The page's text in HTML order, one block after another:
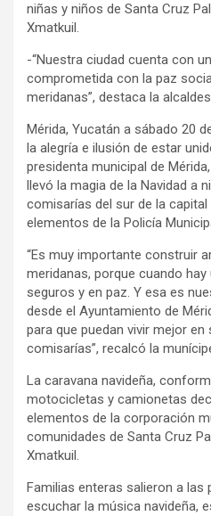
niñas y niños de Santa Cruz
Xmatkuil.
-“Nuestra ciudad cuenta con
comprometida con la paz
meridanas”, destaca la
Mérida, Yucatán a sábado 20
la alegría e ilusión de estar
presidenta municipal de
llevó la magia de la Navidad a
comisarías del sur de la
elementos de la Policía
“Es muy importante construir
meridanas, porque cuando
seguros y en paz. Y esa es
desde el Ayuntamiento de
para que puedan vivir mejor en
comisarías”, recalcó la
La caravana navideña,
motocicletas y camionetas
elementos de la corporación
comunidades de Santa Cruz
Xmatkuil.
Familias enteras salieron a las
escuchar la música navideña,